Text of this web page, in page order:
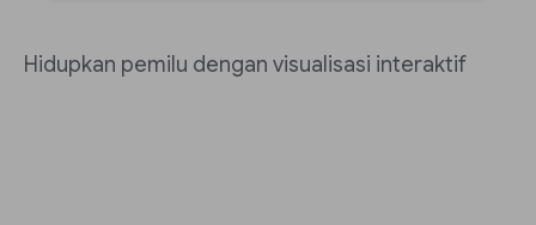
Hidupkan pemilu dengan visualisasi interaktif